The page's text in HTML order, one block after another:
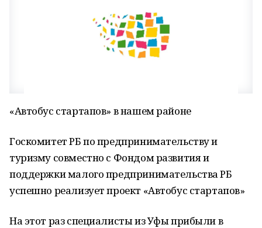
«Автобус стартапов» в нашем районе
Госкомитет РБ по предпринимательству и
туризму совместно с Фондом развития и
поддержки малого предпринимательства РБ
успешно реализует проект «Автобус стартапов»
На этот раз специалисты из Уфы прибыли в